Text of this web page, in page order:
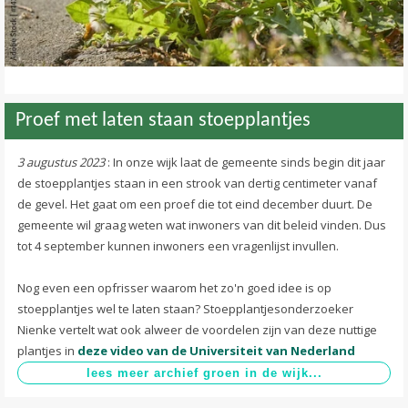
Proef met laten staan stoepplantjes
3 augustus 2023: In onze wijk laat de gemeente sinds begin dit jaar
de stoepplantjes staan in een strook van dertig centimeter vanaf
de gevel. Het gaat om een proef die tot eind december duurt. De
gemeente wil graag weten wat inwoners van dit beleid vinden. Dus
tot 4 september kunnen inwoners een vragenlijst invullen.
Nog even een opfrisser waarom het zo'n goed idee is op
stoepplantjes wel te laten staan? Stoepplantjesonderzoeker
Nienke vertelt wat ook alweer de voordelen zijn van deze nuttige
plantjes in deze video van de Universiteit van Nederland